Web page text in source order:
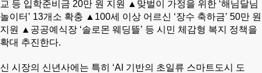
교 등 입학준비금 20만 원 지원 ▲맞벌이 가정을 위한 ‘해님달님
놀이터’ 13개소 확충 ▲100세 이상 어르신 ‘장수 축하금’ 50만 원
지원 ▲공공예식장 ‘솔로몬 웨딩뜰’ 등 시민 체감형 복지 정책을
확대 추진한다.
신 시장의 신년사에는 특히 ‘AI 기반의 초일류 스마트도시 도